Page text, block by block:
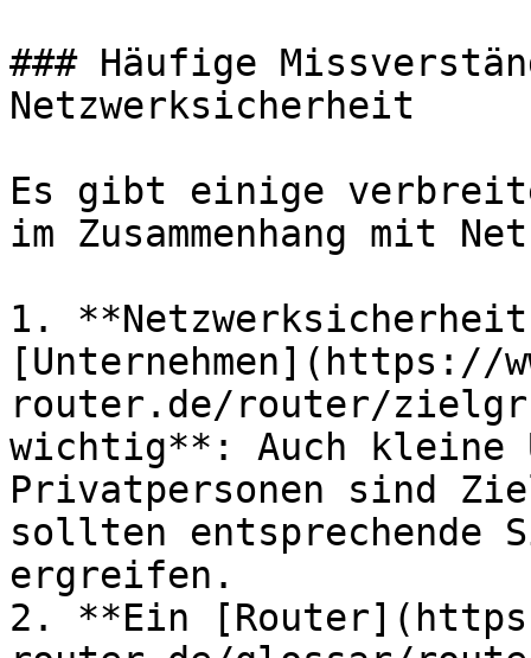
### Häufige
Netzwerksicherheit
Es gibt einige
im Zusammenhang mit
1.
[Unternehmen](https://
router.de/router/
wichtig**: Auch kleine
Privatpersonen sind
sollten entsprechende
ergreifen.
2. **Ein